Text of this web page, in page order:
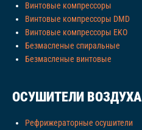
Винтовые компрессоры
Винтовые компрессоры DMD
Винтовые компрессоры EKO
Безмасленые спиральные
Безмасленые винтовые
ОСУШИТЕЛИ ВОЗДУХА
Рефрижераторные осушители